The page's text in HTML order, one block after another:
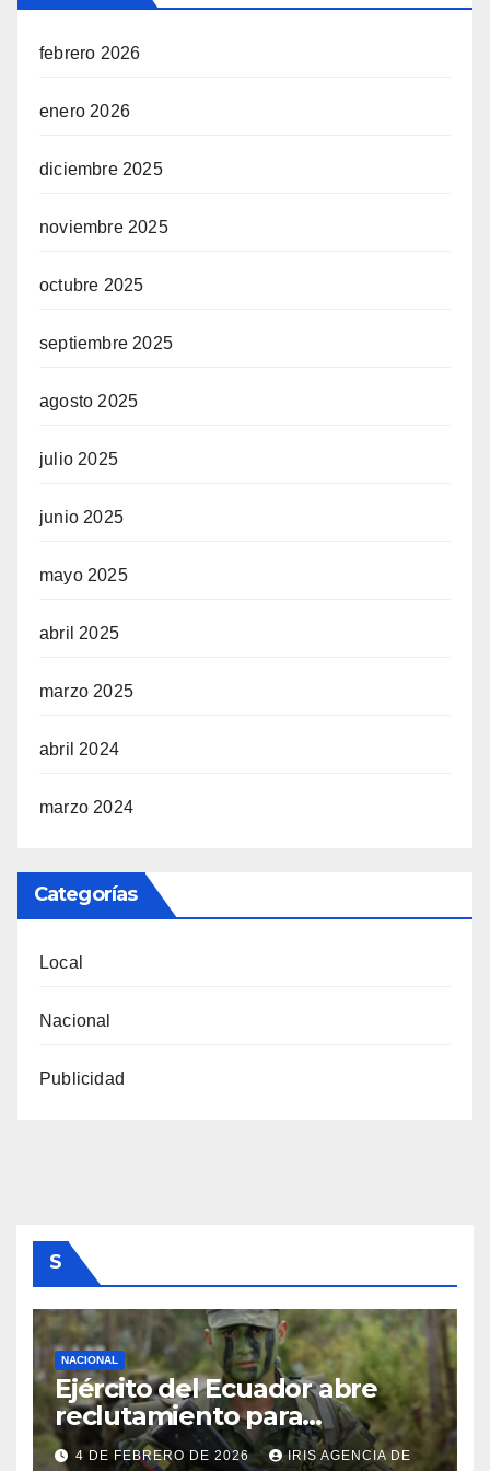
febrero 2026
enero 2026
diciembre 2025
noviembre 2025
octubre 2025
septiembre 2025
agosto 2025
julio 2025
junio 2025
mayo 2025
abril 2025
marzo 2025
abril 2024
marzo 2024
Categorías
Local
Nacional
Publicidad
S
NACIONAL
Ejército del Ecuador abre
reclutamiento para
bachilleres a partir de este
4 DE FEBRERO DE 2026 IRIS AGENCIA DE